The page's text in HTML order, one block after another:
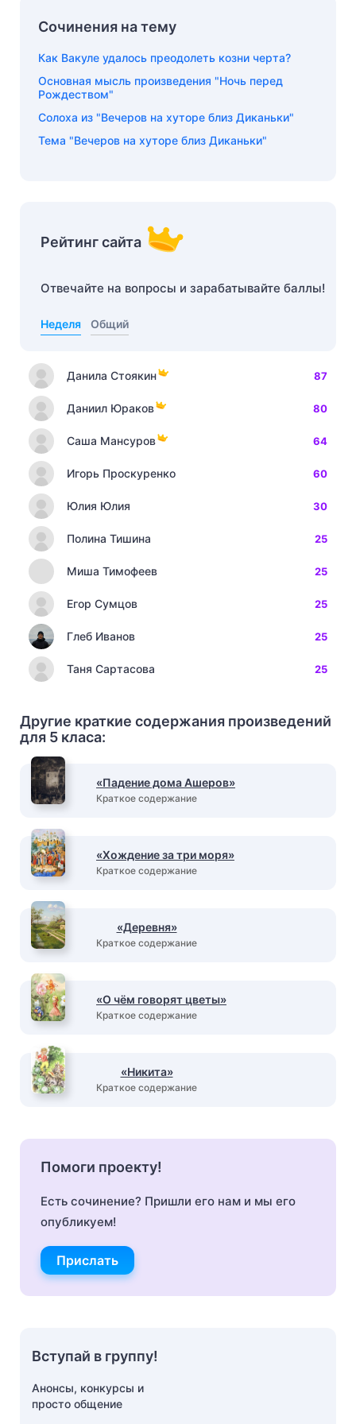
Сочинения на тему
Как Вакуле удалось преодолеть козни черта?
Основная мысль произведения "Ночь перед
Рождеством"
Солоха из "Вечеров на хуторе близ Диканьки"
Тема "Вечеров на хуторе близ Диканьки"
Рейтинг сайта
Отвечайте на вопросы и зарабатывайте баллы!
Неделя Общий
Данила Стоякин 87
Даниил Юраков 80
Саша Мансуров 64
Игорь Проскуренко 60
Юлия Юлия 30
Полина Тишина 25
Миша Тимофеев 25
Егор Сумцов 25
Глеб Иванов 25
Таня Сартасова 25
Другие краткие содержания произведений
для 5 класа:
«Падение дома Ашеров»
Краткое содержание
«Хождение за три моря»
Краткое содержание
«Деревня»
Краткое содержание
«О чём говорят цветы»
Краткое содержание
«Никита»
Краткое содержание
Помоги проекту!
Есть сочинение? Пришли его нам и мы его
опубликуем!
Прислать
Вступай в группу!
Анонсы, конкурсы и
просто общение